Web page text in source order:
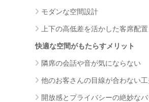
モダンな空間設計
上下の高低差を活かした客席配置
快適な空間がもたらすメリット
隣席の会話や音が気にならない
他のお客さんの目線が合わない工
開放感とプライバシーの絶妙なバ